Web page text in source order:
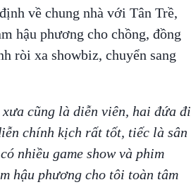
về chung nhà với Tân Trề,
hậu phương cho chồng, đồng
ròi xa showbiz, chuyển sang
cũng là diễn viên, hai đứa đi
chính kịch rất tốt, tiếc là sân
nhiều game show và phim
hậu phương cho tôi toàn tâm